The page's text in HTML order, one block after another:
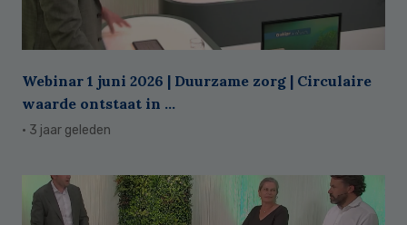
Webinar 1 juni 2026 | Duurzame zorg | Circulaire
waarde ontstaat in ...
· 3 jaar geleden